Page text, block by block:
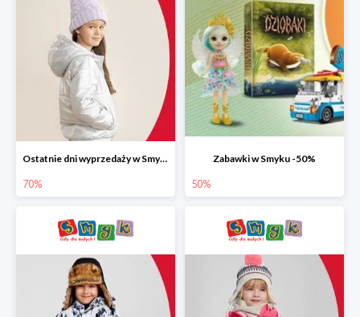
Ostatnie dni wyprzedaży w Smyku do -70%
70%
Zabawki w Smyku -50%
50%